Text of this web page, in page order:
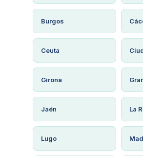
Burgos
Ceuta
Girona
Jaén La
Lugo